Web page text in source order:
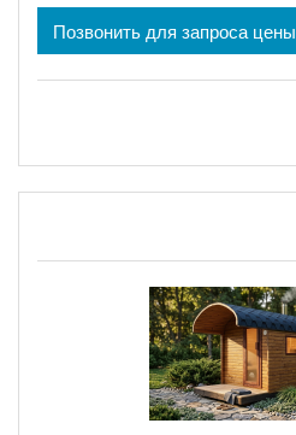
Позвонить для запроса цены